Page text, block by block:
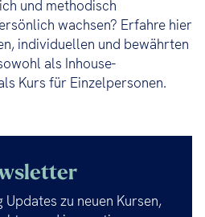
und methodisch
wachsen? Erfahre hier
individuellen und bewährten
als Inhouse-
Kurs für Einzelpersonen.
zu neuen Kursen,